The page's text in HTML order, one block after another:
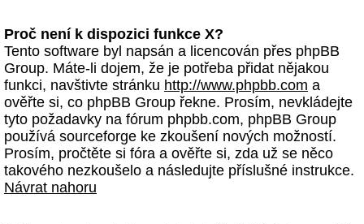
Proč není k dispozici funkce X?
Tento software byl napsán a licencován přes phpBB
Group. Máte-li dojem, že je potřeba přidat nějakou
funkci, navštivte stránku http://www.phpbb.com a
ověřte si, co phpBB Group řekne. Prosím, nevkládejte
tyto požadavky na fórum phpbb.com, phpBB Group
používá sourceforge ke zkoušení nových možností.
Prosím, pročtěte si fóra a ověřte si, zda už se něco
takového nezkoušelo a následujte příslušné instrukce.
Návrat nahoru